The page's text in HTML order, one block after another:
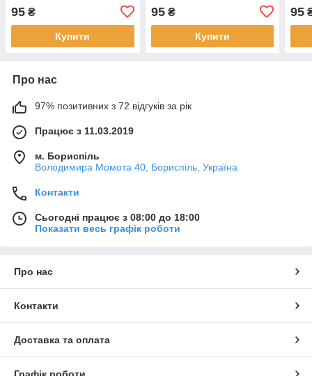
95 ₴
Купити
95₴
Купити
95
Про нас
97% позитивних з 72 відгуків за рік
Працює з 11.03.2019
м. Бориспіль
Володимира Момота 40, Бориспіль, Україна
Контакти
Сьогодні працює з 08:00 до 18:00
Показати весь графік роботи
Про нас
Контакти
Доставка та оплата
Графік роботи